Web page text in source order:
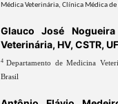
Médica Veterinária, Clínica Médica de
Glauco José
Veterinária, HV, CSTR,
4Departamento de Medicina
Brasil